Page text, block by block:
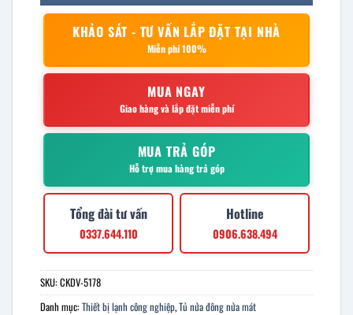
KHẢO SÁT - TƯ VẤN LẮP ĐẶT TẠI NHÀ
Miễn phí 100%
MUA NGAY
Giao hàng và lắp đặt miễn phí
MUA TRẢ GÓP
Hỗ trợ mua hàng trả góp
Tổng đài tư vấn
0337.644.110
Hotline
0906.638.494
SKU:CKDV-5178
Danh mục:Thiết bị lạnh công nghiệp,Tủ nửa đông nửa mát